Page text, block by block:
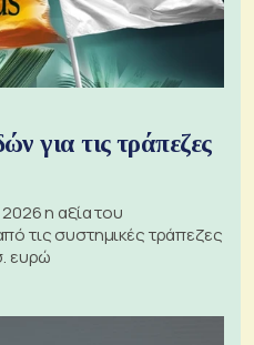
για τις τράπεζες
η αξία του
τις συστημικές τράπεζες
ευρώ